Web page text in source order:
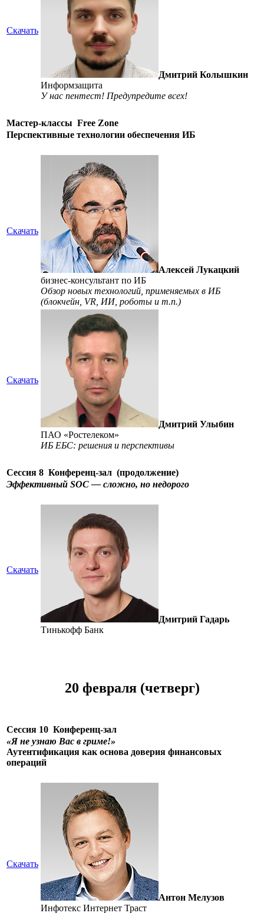
Скачать
Дмитрий Колышкин
Информзащита
У нас пентест! Предупредите всех!
Мастер-классы Free Zone
Перспективные технологии обеспечения ИБ
Скачать
Алексей Лукацкий
бизнес-консультант по ИБ
Обзор новых технологий, применяемых в ИБ
(блокчейн, VR, ИИ, роботы и т.п.)
Скачать
Дмитрий Улыбин
ПАО «Ростелеком»
ИБ ЕБС: решения и перспективы
Сессия 8 Конференц-зал (продолжение)
Эффективный SOC — сложно, но недорого
Скачать
Дмитрий Гадарь
Тинькофф Банк
20 февраля (четверг)
Сессия 10 Конференц-зал
«Я не узнаю Вас в гриме!»
Аутентификация как основа доверия финансовых
операций
Скачать
Антон Мелузов
Инфотекс Интернет Траст